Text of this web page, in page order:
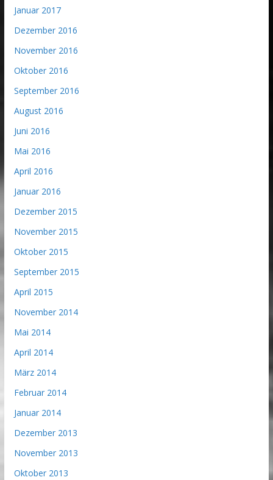
Januar 2017
Dezember 2016
November 2016
Oktober 2016
September 2016
August 2016
Juni 2016
Mai 2016
April 2016
Januar 2016
Dezember 2015
November 2015
Oktober 2015
September 2015
April 2015
November 2014
Mai 2014
April 2014
März 2014
Februar 2014
Januar 2014
Dezember 2013
November 2013
Oktober 2013